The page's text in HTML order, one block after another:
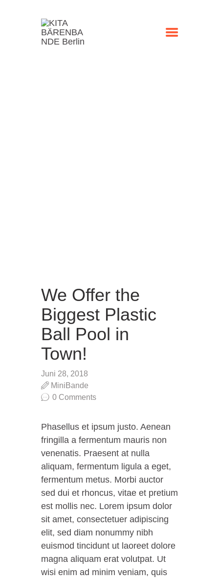
We Offer the
Biggest Plastic
Ball Pool in
Town!
Juni 28, 2018
0 Comments
MiniBande
Phasellus et ipsum justo. Aenean
fringilla a fermentum mauris non
venenatis. Praesent at nulla
aliquam, fermentum ligula a eget,
fermentum metus. Morbi auctor
sed dui et rhoncus, vitae et pretium
est mollis nec. Lorem ipsum dolor
sit amet, consectetuer adipiscing
elit, sed diam nonummy nibh
euismod tincidunt ut laoreet dolore
magna aliquam erat volutpat. Ut
wisi enim ad minim veniam, quis